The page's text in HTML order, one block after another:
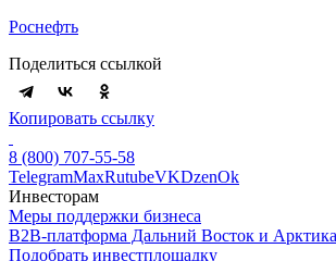
Роснефть
Поделиться ссылкой
Копировать ссылку
8 (800) 707-55-58
TelegramMaxRutubeVKDzenOk
Инвесторам
Меры поддержки бизнеса
B2B-платформа Дальний Восток и Арктика
Подобрать инвестплощадку